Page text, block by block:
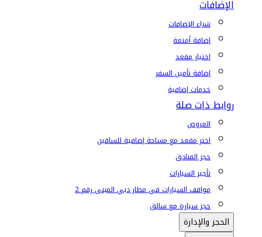
الإضافات
شراء الإضافات
إضافة أمتعة
اختيار مقعد
إضافة تأمين السفر
خدمات إضافية
روابط ذات صلة
العروض
اختر مقعد مع مساحة إضافية للساقين
حجز الفنادق
تأجير السيارات
مواقف السيارات في مطار دبي المبنى رقم 2
حجز سيارة مع سائق
الحجز والإدارة